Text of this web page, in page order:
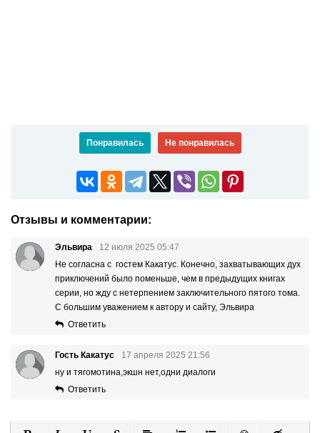
Понравилась Не понравилась
Отзывы и комментарии:
Эльвира
12 июля 2025 05:47
Не согласна с гостем Какатус. Конечно, захватывающих дух
приключений было поменьше, чем в предыдущих книгах
серии, но жду с нетерпением заключительного пятого тома.
С большим уважением к автору и сайту, Эльвира
Ответить
Гость Какатус
17 апреля 2025 21:56
ну и тягомотина,экшн нет,одни диалоги
Ответить